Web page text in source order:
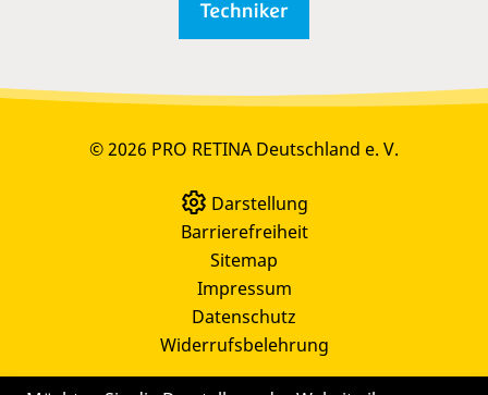
© 2026 PRO RETINA Deutschland e. V.
Darstellung
Barrierefreiheit
Sitemap
Impressum
Datenschutz
Widerrufsbelehrung